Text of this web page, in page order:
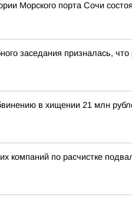
Морского порта Сочи
заседания призналась,
в хищении 21 млн
компаний по расчистке